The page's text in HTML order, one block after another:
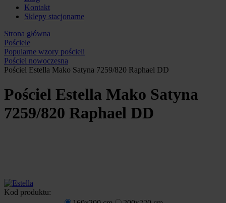
Kontakt
Sklepy stacjonarne
Strona główna
Pościele
Popularne wzory pościeli
Pościel nowoczesna
Pościel Estella Mako Satyna 7259/820 Raphael DD
Pościel Estella Mako Satyna
7259/820 Raphael DD
Kod produktu: